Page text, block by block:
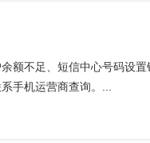
额不足、短信中心号码设
手机运营商查询。...